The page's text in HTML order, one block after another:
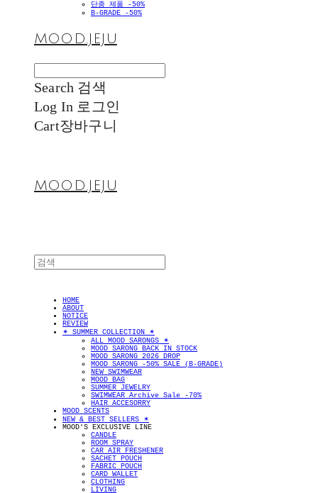
단종 제품 -50%
B-GRADE -50%
MOOD.JEJU
Search 검색
Log In 로그인
Cart장바구니
MOOD.JEJU
HOME
ABOUT
NOTICE
REVIEW
✴︎ SUMMER COLLECTION ✴︎
ALL MOOD SARONGS ✴︎
MOOD SARONG BACK IN STOCK
MOOD SARONG 2026 DROP
MOOD SARONG -50% SALE (B-GRADE)
NEW SWIMWEAR
MOOD BAG
SUMMER JEWELRY
SWIMWEAR Archive Sale -70%
HAIR ACCESORRY
MOOD SCENTS
NEW & BEST SELLERS ✴︎
MOOD'S EXCLUSIVE LINE
CANDLE
ROOM SPRAY
CAR AIR FRESHENER
SACHET POUCH
FABRIC POUCH
CARD WALLET
CLOTHING
LIVING